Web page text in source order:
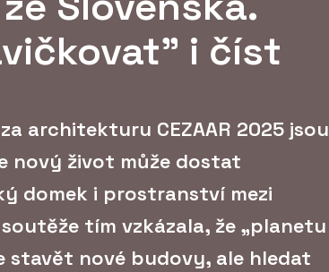
i číst
architekturu CEZAAR 2025 jsou
nový život může dostat
domek i prostranství mezi
tím vzkázala, že „planetu
stavět nové budovy, ale hledat